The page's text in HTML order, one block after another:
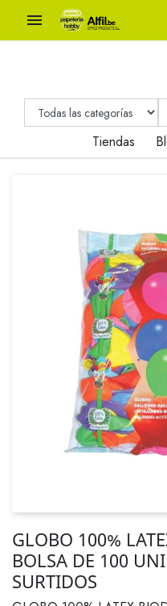

Tiendas
GLOBO 100%
BOLSA DE 100
SURTIDOS